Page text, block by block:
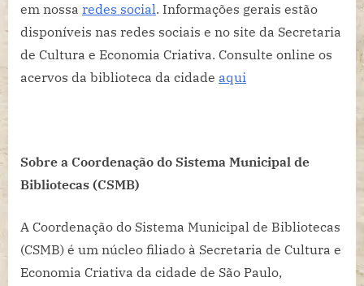
em nossa redes social. Informações gerais estão
disponíveis nas redes sociais e no site da Secretaria
de Cultura e Economia Criativa. Consulte online os
acervos da biblioteca da cidade aqui
Sobre a Coordenação do Sistema Municipal de
Bibliotecas (CSMB)
A Coordenação do Sistema Municipal de Bibliotecas
(CSMB) é um núcleo filiado à Secretaria de Cultura e
Economia Criativa da cidade de São Paulo,